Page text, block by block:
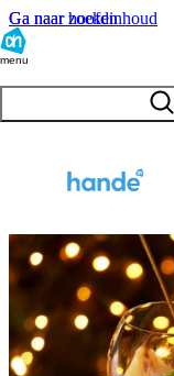
Ga naar hoofdinhoud
Ga naar zoeken
menu